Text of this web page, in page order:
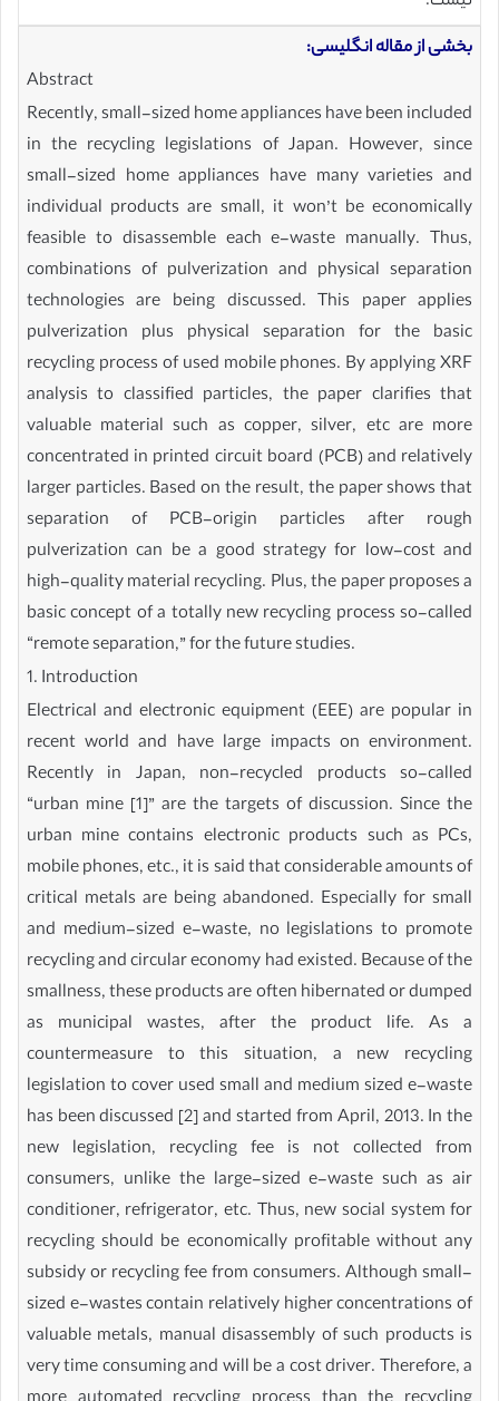
بخشی از مقاله انگلیسی:
Abstract
Recently, small-sized home appliances have been included
in the recycling legislations of Japan. However, since
small-sized home appliances have many varieties and
individual products are small, it won’t be economically
feasible to disassemble each e-waste manually. Thus,
combinations of pulverization and physical separation
technologies are being discussed. This paper applies
pulverization plus physical separation for the basic
recycling process of used mobile phones. By applying XRF
analysis to classified particles, the paper clarifies that
valuable material such as copper, silver, etc are more
concentrated in printed circuit board (PCB) and relatively
larger particles. Based on the result, the paper shows that
separation of PCB-origin particles after rough
pulverization can be a good strategy for low-cost and
high-quality material recycling. Plus, the paper proposes a
basic concept of a totally new recycling process so-called
“remote separation,” for the future studies.
1. Introduction
Electrical and electronic equipment (EEE) are popular in
recent world and have large impacts on environment.
Recently in Japan, non-recycled products so-called
“urban mine [1]” are the targets of discussion. Since the
urban mine contains electronic products such as PCs,
mobile phones, etc., it is said that considerable amounts of
critical metals are being abandoned. Especially for small
and medium-sized e-waste, no legislations to promote
recycling and circular economy had existed. Because of the
smallness, these products are often hibernated or dumped
as municipal wastes, after the product life. As a
countermeasure to this situation, a new recycling
legislation to cover used small and medium sized e-waste
has been discussed [2] and started from April, 2013. In the
new legislation, recycling fee is not collected from
consumers, unlike the large-sized e-waste such as air
conditioner, refrigerator, etc. Thus, new social system for
recycling should be economically profitable without any
subsidy or recycling fee from consumers. Although small-
sized e-wastes contain relatively higher concentrations of
valuable metals, manual disassembly of such products is
very time consuming and will be a cost driver. Therefore, a